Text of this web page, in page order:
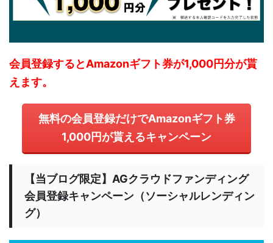
会員登録するとAmazonギフト券が1,000円分が貰
えます。
無料の会員登録だけでAmazonギフト券
1,000円が貰えるキャンペーン
【当ブログ限定】AGクラウドファンディング
会員登録キャンペーン（ソーシャルレンディン
グ）